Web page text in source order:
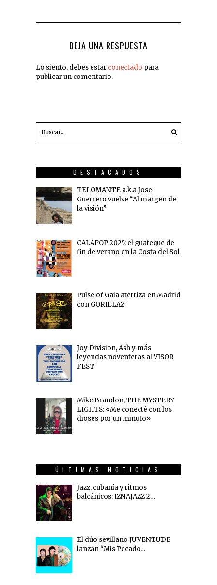
DEJA UNA RESPUESTA
Lo siento, debes estar conectado para
publicar un comentario.
DESTACADOS
TELOMANTE a.k.a Jose
Guerrero vuelve “Al margen de
la visión”
CALAPOP 2025: el guateque de
fin de verano en la Costa del Sol
Pulse of Gaia aterriza en Madrid
con GORILLAZ
Joy Division, Ash y más
leyendas noventeras al VISOR
FEST
Mike Brandon, THE MYSTERY
LIGHTS: «Me conecté con los
dioses por un minuto»
ÚLTIMAS NOTICIAS
Jazz, cubanía y ritmos
balcánicos: IZNAJAZZ 2…
El dúo sevillano JUVENTUDE
lanzan “Mis Pecado…